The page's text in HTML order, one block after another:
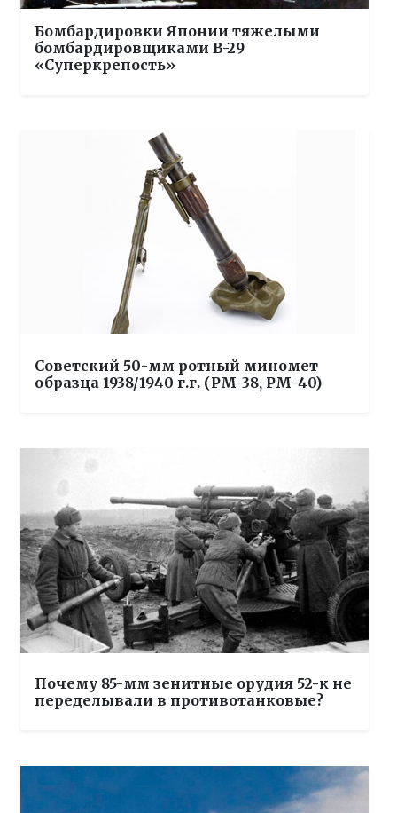
Бомбардировки Японии тяжелыми
бомбардировщиками B-29
«Суперкрепость»
Советский 50-мм ротный миномет
образца 1938/1940 г.г. (РМ-38, РМ-40)
Почему 85-мм зенитные орудия 52-к не
переделывали в противотанковые?